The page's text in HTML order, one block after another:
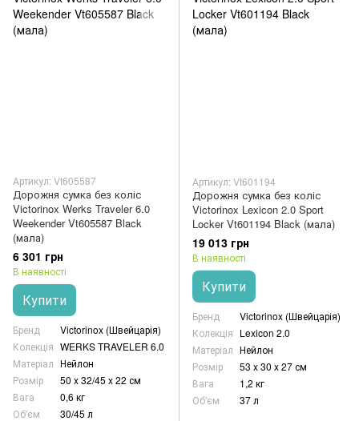
Артикул: Vt605587
Дорожня сумка без коліс
Victorinox Werks Traveler 6.0
Weekender Vt605587 Black
(мала)
6 301 грн
В наявності
Купити
Бренд
Victorinox (Швейцарія)
Колекція WERKS TRAVELER 6.0
Матеріал Нейлон
Розмір
50 x 32/45 x 22 см
Вага
0,6 кг
Об'єм
30/45 л
Артикул: Vt601194
Дорожня сумка без коліс
Victorinox Lexicon 2.0 Sport
Locker Vt601194 Black (мала)
19 013 грн
В наявності
Купити
Бренд
Victorinox (Швейцарія)
Колекція Lexicon 2.0
Матеріал Нейлон
Розмір
53 x 30 x 27 см
Вага
1,2 кг
Об'єм
37 л